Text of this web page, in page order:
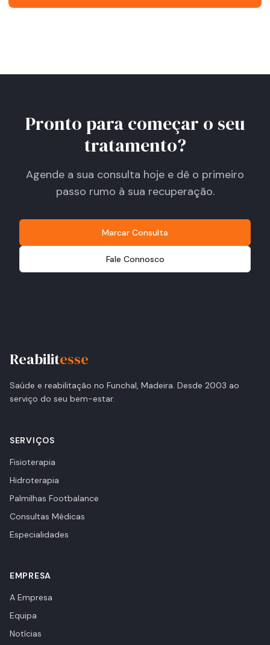
Pronto para começar o seu
tratamento?
Agende a sua consulta hoje e dê o primeiro
passo rumo à sua recuperação.
Marcar Consulta
Fale Connosco
Reabilitesse
Saúde e reabilitação no Funchal, Madeira. Desde 2003 ao
serviço do seu bem-estar.
SERVIÇOS
Fisioterapia
Hidroterapia
Palmilhas Footbalance
Consultas Médicas
Especialidades
EMPRESA
A Empresa
Equipa
Notícias